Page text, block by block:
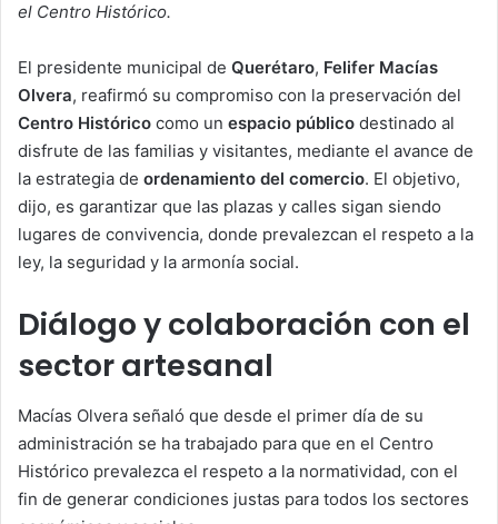
el Centro Histórico.
El presidente municipal de Querétaro, Felifer Macías
Olvera, reafirmó su compromiso con la preservación del
Centro Histórico como un espacio público destinado al
disfrute de las familias y visitantes, mediante el avance de
la estrategia de ordenamiento del comercio. El objetivo,
dijo, es garantizar que las plazas y calles sigan siendo
lugares de convivencia, donde prevalezcan el respeto a la
ley, la seguridad y la armonía social.
Diálogo y colaboración con el
sector artesanal
Macías Olvera señaló que desde el primer día de su
administración se ha trabajado para que en el Centro
Histórico prevalezca el respeto a la normatividad, con el
fin de generar condiciones justas para todos los sectores